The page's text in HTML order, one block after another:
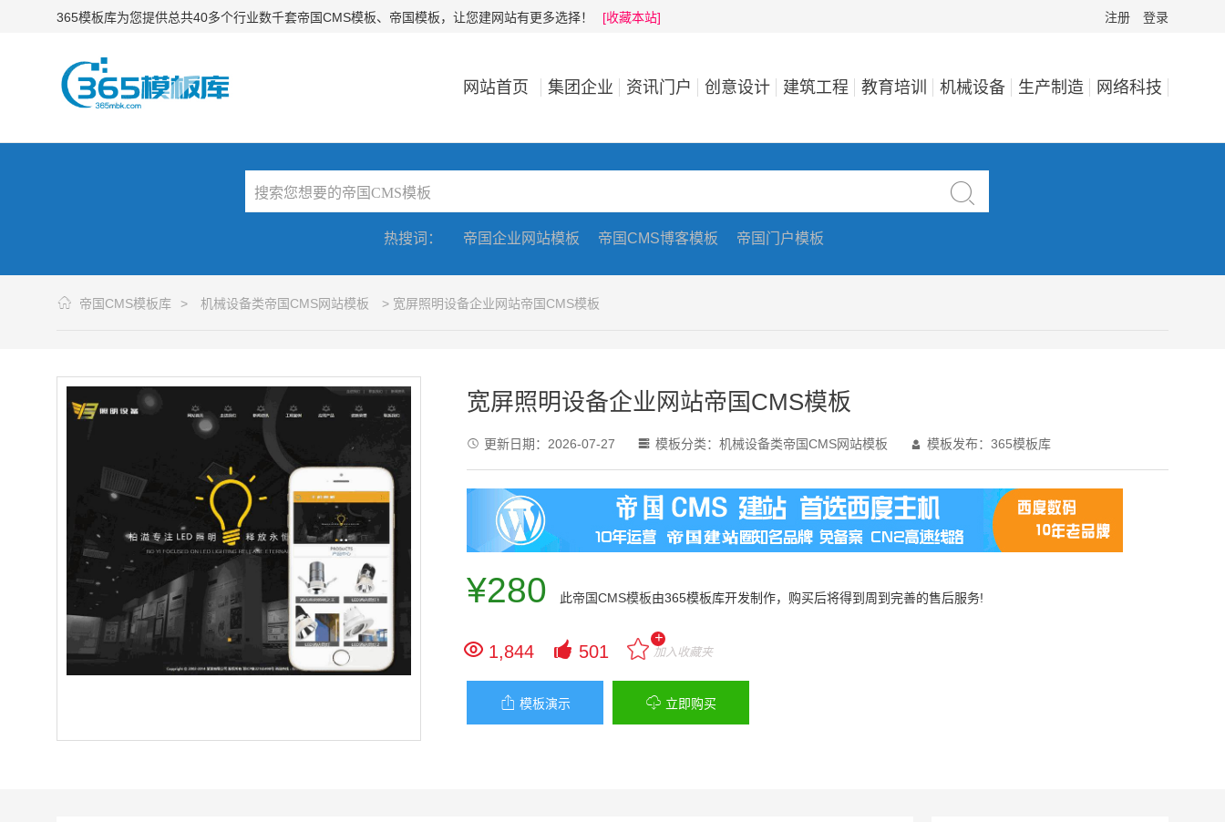
365模板库为您提供总共40多个行业数千套帝国CMS模板、帝国模板，让您建网站有更多选择！ [收藏本站] 注册 登录
网站首页 集团企业 资讯门户 创意设计 建筑工程 教育培训 机械设备 生产制造 网络科技

热搜词： 帝国企业网站模板 帝国CMS博客模板 帝国门户模板
帝国CMS模板库 > 机械设备类帝国CMS网站模板 > 宽屏照明设备企业网站帝国CMS模板
宽屏照明设备企业网站帝国CMS模板
 更新日期： 2026-07-27  模板分类： 机械设备类帝国CMS网站模板  模板发布：365模板库
¥280 此帝国CMS模板由365模板库开发制作，购买后将得到周到完善的售后服务!
 1,844  501
+
加入收藏夹
 模板演示  立即购买